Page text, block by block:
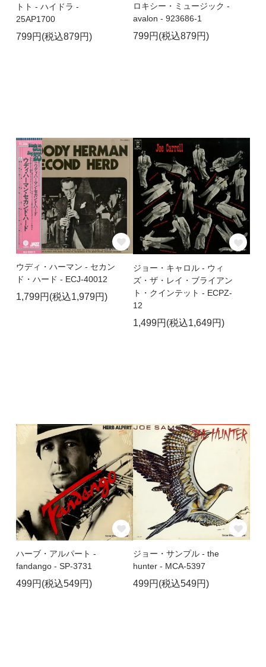
トト - ハイドラ -
25AP1700
799円(税込879円)
ロキシー・ミュージック -
avalon - 923686-1
799円(税込879円)
ウディ・ハーマン - セカン
ド・ハード - ECJ-40012
1,799円(税込1,979円)
ジョー・キャロル - ウィ
ズ・ザ・レイ・ブライアン
ト・クインテット - ECPZ-
12
1,499円(税込1,649円)
ハーブ・アルパート -
fandango - SP-3731
499円(税込549円)
ジョー・サンプル - the
hunter - MCA-5397
499円(税込549円)